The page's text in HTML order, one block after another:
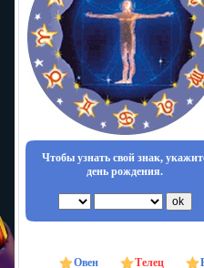
Чтобы узнать свой знак,
день рождения.
Овен Телец